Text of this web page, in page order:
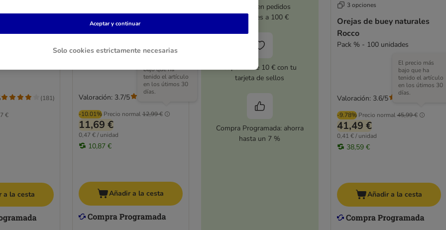
naturales
€
(181)
a la cesta
Rocco nervio de buey 12 cm
1 x 25 unidades
-10.01% Precio normal12,99 €
bajo que ha
tenido el artículo
en los útimos 30
días.
11,69 €
0,47 € / unidad
10,87 €
Valoración: 3.7/5
Añadir a la cesta
5 % dto. en pedidos
superiores a 100 €
Cupones de 10 € con tu
tarjeta de sellos
Compra Programada: ahorra
hasta un 7 %
3 opciones
Orejas de buey naturales
Rocco
Pack % - 100 unidades
-9.78% Precio normal45,99 €
El precio más
bajo que ha
tenido el artículo
en los útimos 30
días.
41,49 €
0,41 € / unidad
38,59 €
Valoración: 3.6/5
Añadir a la cesta
Solo cookies estrictamente necesarias
Aceptar y continuar